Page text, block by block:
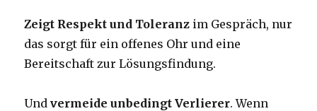
Zeigt Respekt und Toleranz im Gespräch, nur
das sorgt für ein offenes Ohr und eine
Bereitschaft zur Lösungsfindung.
Undvermeide unbedingt Verlierer. Wenn